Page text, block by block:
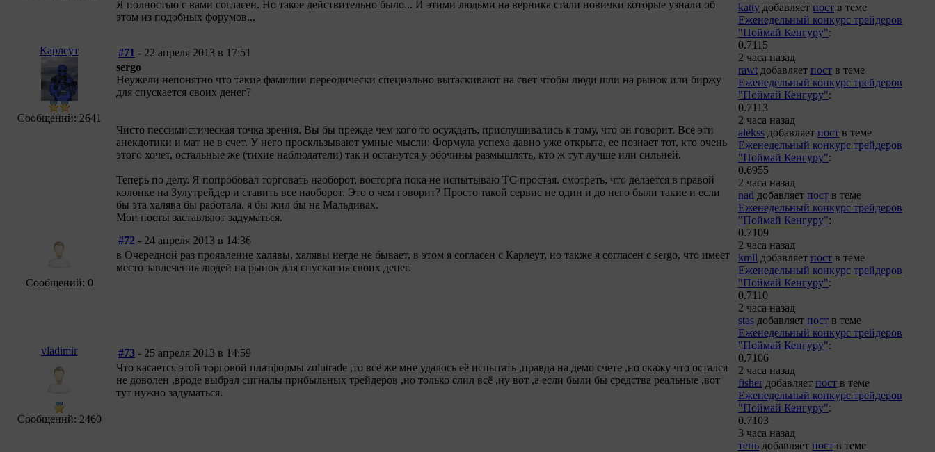
Я полностью с вами согласен. Но такое действительно было... И этими людьми на верника стали новички которые узнали об
этом из подобных форумов...
Карлеут
Сообщений: 2641
#71 - 22 апреля 2013 в 17:51
sergo
Неужели непонятно что такие фамилии переодически специально вытаскивают на свет чтобы люди шли на рынок или биржу
для спускается своих денег?
Чисто пессимистическая точка зрения. Вы бы прежде чем кого то осуждать, прислушивались к тому, что он говорит. Все эти
анекдотики и мат не в счет. У него проскльзывают умные мысли: Формула успеха давно уже открыта, ее познает тот, кто очень
этого хочет, остальные же (тихие наблюдатели) так и останутся у обочины размышлять, кто ж тут лучше или сильней.
Теперь по делу. Я попробовал торговать наоборот, восторга пока не испытываю ТС простая. смотреть, что делается в правой
колонке на Зулутрейдер и ставить все наоборот. Это о чем говорит? Просто такой сервис не один и до него были такие и если
бы эта халява бы работала. я бы жил бы на Мальдивах.
Мои посты заставляют задуматься.
Сообщений: 0
#72 - 24 апреля 2013 в 14:36
в Очередной раз проявление халявы, халявы негде не бывает, в этом я согласен с Карлеут, но также я согласен с sergo, что имеет
место завлечения людей на рынок для спускания своих денег.
vladimir
Сообщений: 2460
#73 - 25 апреля 2013 в 14:59
Что касается этой торговой платформы zulutrade ,то всё же мне удалось её испытать ,правда на демо счете ,но скажу что остался
не доволен ,вроде выбрал сигналы прибыльных трейдеров ,но только слил всё ,ну вот ,а если были бы средства реальные ,вот
тут нужно задуматься.
katty добавляет пост в теме
Еженедельный конкурс трейдеров
"Поймай Кенгуру":
0.7115
2 часа назад
rawt добавляет пост в теме
Еженедельный конкурс трейдеров
"Поймай Кенгуру":
0.7113
2 часа назад
alekss добавляет пост в теме
Еженедельный конкурс трейдеров
"Поймай Кенгуру":
0.6955
2 часа назад
nad добавляет пост в теме
Еженедельный конкурс трейдеров
"Поймай Кенгуру":
0.7109
2 часа назад
kmll добавляет пост в теме
Еженедельный конкурс трейдеров
"Поймай Кенгуру":
0.7110
2 часа назад
stas добавляет пост в теме
Еженедельный конкурс трейдеров
"Поймай Кенгуру":
0.7106
2 часа назад
fisher добавляет пост в теме
Еженедельный конкурс трейдеров
"Поймай Кенгуру":
0.7103
3 часа назад
тень добавляет пост в теме